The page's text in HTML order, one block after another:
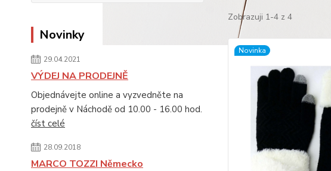
Novinky
29.04.2021
VÝDEJ NA PRODEJNĚ
Objednávejte online a vyzvedněte na
prodejně v Náchodě od 10.00 - 16.00 hod.
číst celé
28.09.2018
MARCO TOZZI Německo
Zobrazuji 1-4 z 4
Novinka